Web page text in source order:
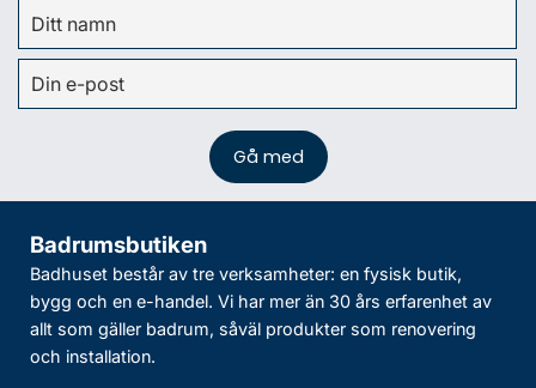
Badrumsbutiken
Badhuset består av tre verksamheter: en fysisk butik,
bygg och en e-handel. Vi har mer än 30 års erfarenhet av
allt som gäller badrum, såväl produkter som renovering
och installation.